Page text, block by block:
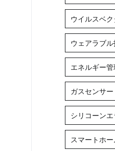
ウイルスベ
ウェアラブ
エネルギー
ガスセンサー
シリコーン
スマートホー